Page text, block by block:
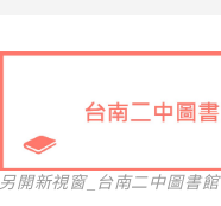
另開新視窗_台南二中圖書館